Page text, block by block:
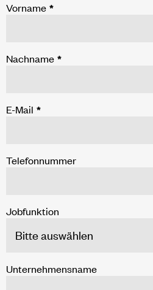
Vorname *
Nachname *
E-Mail *
Telefonnummer
Jobfunktion
Unternehmensname